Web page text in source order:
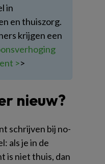
in
en thuiszorg.
krijgen een
>>
nieuw?
schrijven bij no-
als je in de
is niet thuis, dan